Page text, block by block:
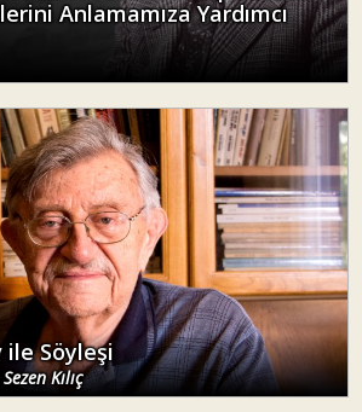
Anlamamıza Yardımcı
Söyleşi
Kılıç